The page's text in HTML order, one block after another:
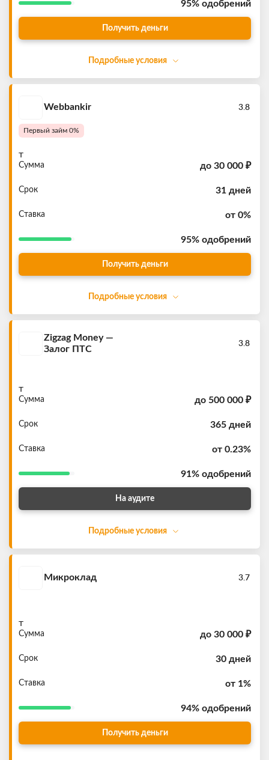
95% одобрений
Получить деньги
Подробные условия
Первый займ 0%
3.8
т
Webbankir
Сумма до 30 000 ₽
Срок 31 дней
Ставка от 0%
95% одобрений
Получить деньги
Подробные условия
3.8
т
Zigzag Money —
Залог ПТС
Сумма до 500 000 ₽
Срок 365 дней
Ставка от 0.23%
91% одобрений
На аудите
Подробные условия
3.7
т
Микроклад
Сумма до 30 000 ₽
Срок 30 дней
Ставка от 1%
94% одобрений
Получить деньги